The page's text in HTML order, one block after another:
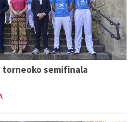
torneoko semifinala